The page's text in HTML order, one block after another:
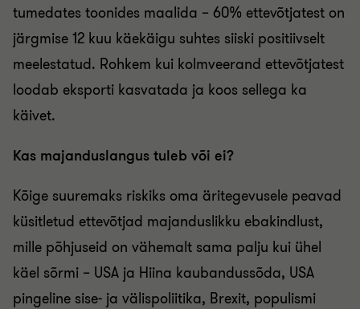
tumedates toonides maalida – 60% ettevõtjatest on
järgmise 12 kuu käekäigu suhtes siiski positiivselt
meelestatud. Rohkem kui kolmveerand ettevõtjatest
loodab eksporti kasvatada ja koos sellega ka
käivet.
Kas majanduslangus tuleb või ei?
Kõige suuremaks riskiks oma äritegevusele peavad
küsitletud ettevõtjad majanduslikku ebakindlust,
mille põhjuseid on vähemalt sama palju kui ühel
käel sõrmi – USA ja Hiina kaubandussõda, USA
pingeline sise- ja välispoliitika, Brexit, populismi